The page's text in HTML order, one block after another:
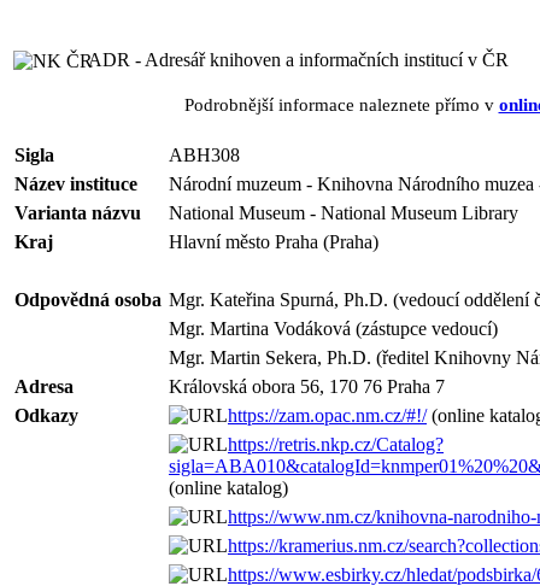
ADR - Adresář knihoven a informačních institucí v ČR
Podrobnější informace naleznete přímo v
Sigla
ABH308
Název instituce
Národní muzeum - Knihovna Národního muzea
Varianta názvu
National Museum - National Museum Library
Kraj
Hlavní město Praha (Praha)
Odpovědná osoba Mgr. Kateřina Spurná, Ph.D. (vedoucí oddělení
Mgr. Martina Vodáková (zástupce vedoucí)
Mgr. Martin Sekera, Ph.D. (ředitel Knihovny
Adresa
Královská obora 56, 170 76 Praha 7
Odkazy
https://zam.opac.nm.cz/#!/(online
https://retris.nkp.cz/Catalog?
(online katalog)
https://www.nm.cz/knihovna-
https://kramerius.nm.cz/
https://www.esbirky.cz/hledat/